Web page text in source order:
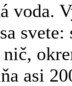
voda.
svete:
asi